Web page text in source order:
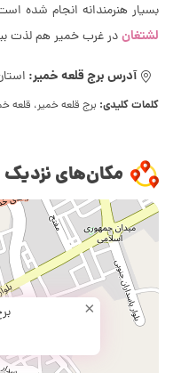
بسیار هنرمندانه انجام شده
لشتغاندر غرب خمیر هم لذت
آدرس برج قلعه خمیر:
کلمات کلیدی: برج قلعه خمیر، قلعه
مکان‌های نزدیک
×